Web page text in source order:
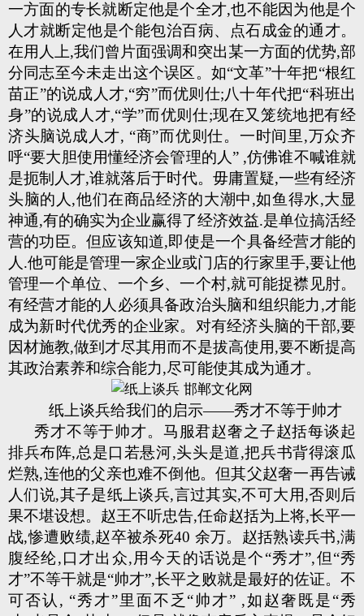
一方面的专长就断定他是个全才,也不能因为他是个
人才就断定他是个能包治百病、点石成金的通才。
在用人上,我们曾片面强调和突出某一方面的优势,部
分同志至今未走出这个误区。如“文革”十年把“根红
苗正”的说成人才,“穷”而优则仕;八十年代把“科班出
身”的说成人才,“学”而优则仕;现在又笼统地把有经
济头脑说成人才, “商”而优则仕。一时间里,万众齐
呼“要大胆使用懂经济会管理的人” ,仿佛谁不喊谁就
是扼制人才,谁就落后于时代。毋庸置疑,一些有经济
头脑的人,他们在商品经济的大潮中,如鱼得水,大显
神通,有的确实为企业赢得了经济效益.是单位搞活经
营的功臣。但应该知道,即使是一个具备经营才能的
人.他可能是管理一家企业或门店的行家里手,要让他
管理一个单位、一个乡、一个村,就可能捉襟见肘。
有经营才能的人必须具备政治头脑和组织能力,才能
成为新时代优秀的企业家。对有经济头脑的干部,要
因材施教,做到才尽其用而不是拔高使用,要不断提高
其政治素养和综合能力,尽可能使其成为通才。
纸上谈兵给我们的启示——秀才不等于帅才
秀才不等于帅才。马服君赵奢之子赵括每谈起
排兵布阵,总是口若悬河,头头是道,把兵书背得滚瓜
烂熟,连他的父亲也难不倒他。但其父赵奢一再告诫
人们说,其子是纸上谈兵,言过其实,不可大用,否则后
果不堪设想。赵王不听忠告,任命赵括为上将,长平一
战,惨遭败绩,赵卒被杀死40 余万。赵括熟读兵书,满
腹经纶,口才出众,用今天的话说是个“秀才”,但“秀
才”不等干就是“帅才”,长平之败就是最好的佐证。不
可否认, “秀才”里面不乏“帅才” ,如赵奢既是“秀